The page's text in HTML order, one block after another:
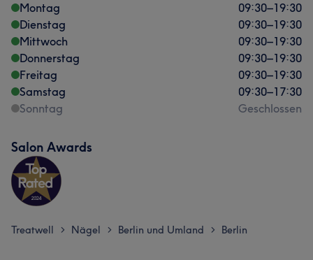
Montag
09:30–19:30
Dienstag
09:30–19:30
Mittwoch
09:30–19:30
Donnerstag
09:30–19:30
Freitag
09:30–19:30
Samstag
09:30–17:30
Sonntag
Geschlossen
Salon Awards
Treatwell > Nägel > Berlin und Umland > Berlin